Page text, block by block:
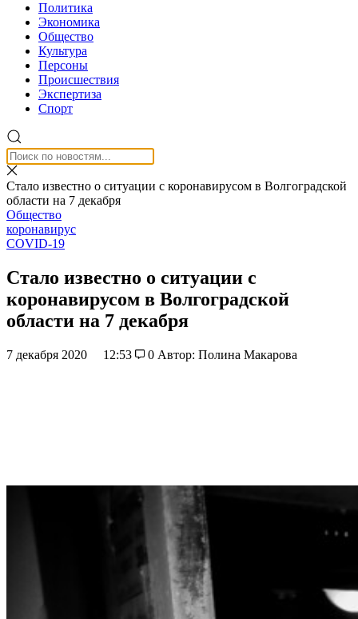
Политика
Экономика
Общество
Культура
Персоны
Происшествия
Экспертиза
Спорт
Стало известно о ситуации с коронавирусом в Волгоградской
области на 7 декабря
Общество
коронавирус
СОVID-19
Стало известно о ситуации с
коронавирусом в Волгоградской
области на 7 декабря
7 декабря 2020 12:53 0 Автор: Полина Макарова